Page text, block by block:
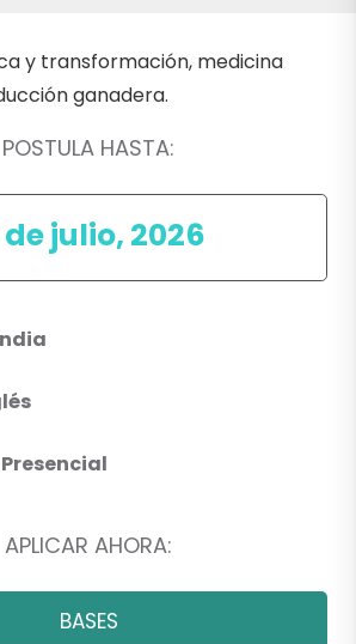
y transformación, medicina
ganadera.
POSTULA HASTA:
de julio, 2026
Presencial
APLICAR AHORA:
BASES